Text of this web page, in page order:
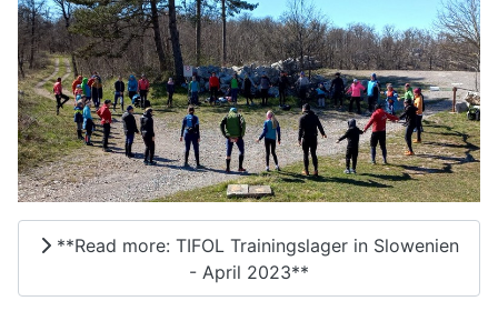
**Read more: TIFOL Trainingslager in Slowenien
- April 2023**